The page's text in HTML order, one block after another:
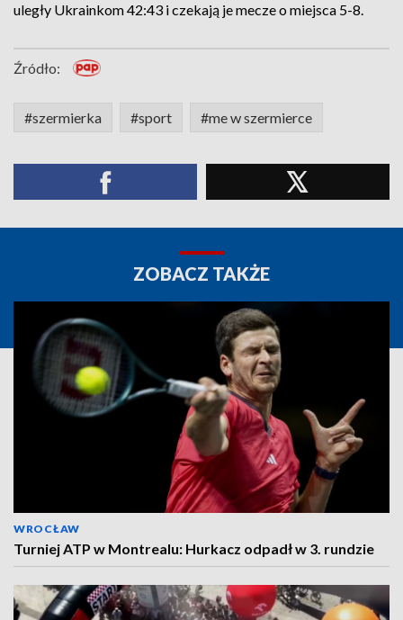
uległy Ukrainkom 42:43 i czekają je mecze o miejsca 5-8.
Źródło:
#szermierka #sport #me w szermierce
ZOBACZ TAKŻE
WROCŁAW
Turniej ATP w Montrealu: Hurkacz odpadł w 3. rundzie